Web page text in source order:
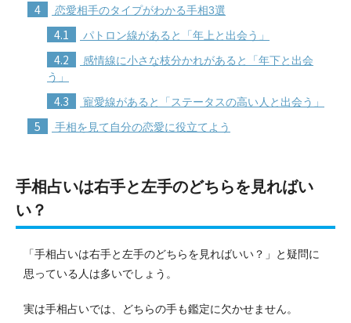
4 恋愛相手のタイプがわかる手相3選
4.1 パトロン線があると「年上と出会う」
4.2
感情線に小さな枝分かれがあると「年下と出会
う」
4.3 寵愛線があると「ステータスの高い人と出会う」
5 手相を見て自分の恋愛に役立てよう
手相占いは右手と左手のどちらを見ればい
い？
「手相占いは右手と左手のどちらを見ればいい？」と疑問に
思っている人は多いでしょう。
実は手相占いでは、どちらの手も鑑定に欠かせません。